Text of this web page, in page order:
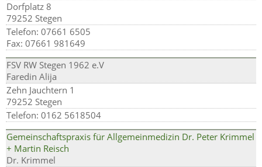
Dorfplatz 8
79252 Stegen
Telefon: 07661 6505
Fax: 07661 981649
FSV RW Stegen 1962 e.V
Faredin Alija
Zehn Jauchtern 1
79252 Stegen
Telefon: 0162 5618504
Gemeinschaftspraxis für Allgemeinmedizin Dr. Peter Krimmel
+ Martin Reisch
Dr. Krimmel